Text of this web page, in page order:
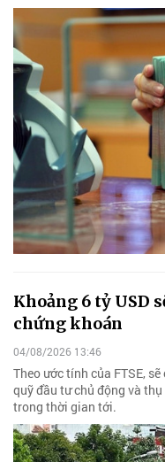
Khoảng 6 tỷ USD
chứng khoán
04/08/2026 13:46
Theo ước tính của FTSE,
quỹ đầu tư chủ động và
trong thời gian tới.